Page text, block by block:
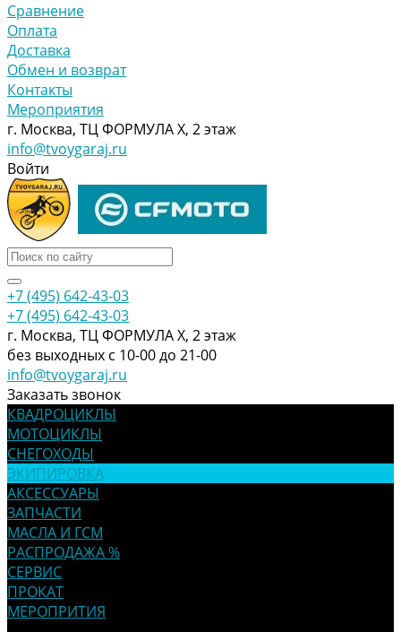
Сравнение
Оплата
Доставка
Обмен и возврат
Контакты
Мероприятия
г. Москва, ТЦ ФОРМУЛА Х, 2 этаж
info@tvoygaraj.ru
Войти
+7 (495) 642-43-03
+7 (495) 642-43-03
г. Москва, ТЦ ФОРМУЛА Х, 2 этаж
без выходных с 10-00 до 21-00
info@tvoygaraj.ru
Заказать звонок
КВАДРОЦИКЛЫ
МОТОЦИКЛЫ
СНЕГОХОДЫ
ЭКИПИРОВКА
АКСЕССУАРЫ
ЗАПЧАСТИ
МАСЛА И ГСМ
РАСПРОДАЖА %
СЕРВИС
ПРОКАТ
МЕРОПРИТИЯ